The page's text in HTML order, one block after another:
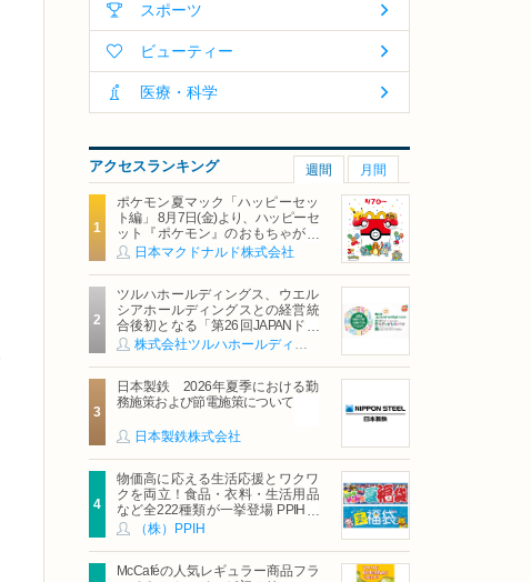
スポーツ
ビューティー
医療・科学
アクセスランキング 週間 月間
ポケモン夏マック「ハッピーセッ
ト編」 8月7日(金)より、ハッピーセ
ット『ポケモン』のおもちゃが期
間限定登場
日本マクドナルド株式会社
ツルハホールディングス、ウエル
シアホールディングスとの経営統
合後初となる「第26回JAPANドラ
ッグストアショー」に出展
株式会社ツルハホールディングス
日本製鉄 2026年夏季における勤
務施策および節電施策について
日本製鉄株式会社
物価高に応える生活応援とワクワ
クを両立！食品・衣料・生活用品
など全222種類が一挙登場 PPIHグ
ループ「夏福袋」＆セール 8月6日
（株）PPIH
McCaféの人気レギュラー商品フラ